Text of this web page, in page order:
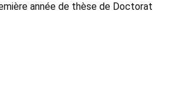
année de thèse de Doctorat